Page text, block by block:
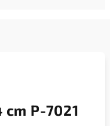
P-7021